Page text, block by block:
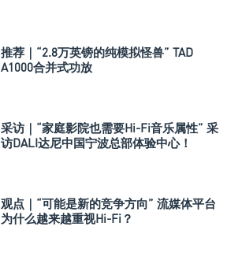
推荐｜“2.8万英镑的纯模拟怪兽” TAD
A1000合并式功放
采访｜“家庭影院也需要Hi-Fi音乐属性” 采
访DALI达尼中国宁波总部体验中心！
观点｜“可能是新的竞争方向” 流媒体平台
为什么越来越重视Hi-Fi？